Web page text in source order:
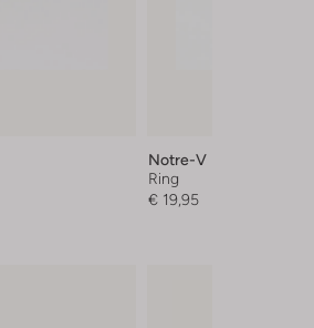
Notre-V
Ring
€ 19,95